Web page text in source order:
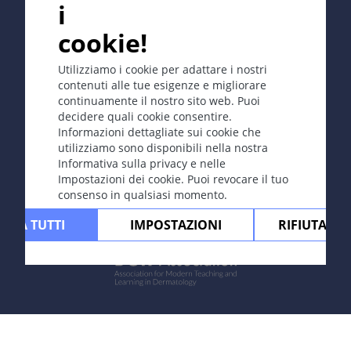
i
cookie!
Utilizziamo i cookie per adattare i nostri
contenuti alle tue esigenze e migliorare
continuamente il nostro sito web. Puoi
decidere quali cookie consentire.
Informazioni dettagliate sui cookie che
utilizziamo sono disponibili nella nostra
Informativa sulla privacy e nelle
Impostazioni dei cookie. Puoi revocare il tuo
consenso in qualsiasi momento.
TUTTI IMPOSTAZIONI RIFIUTARE
Copyright © 2003-2026 CYBERDERM Editorial Group -
Editore fondatore Guenter Burg, M.D.
coordinamento di Vahid Djamei, Zurigo
All rights reserved.
Contatta|Impressum |Sostenuto
da|Protezione dei dati |Condizioni
d'uso|Esclusione di responsabilità
Powered by: